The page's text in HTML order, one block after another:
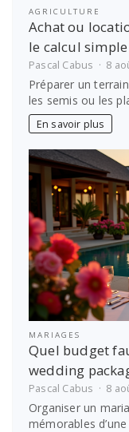
AGRICULTURE
Achat ou
le calcul
Pascal Cabus 8
Préparer un
les semis ou les
En savoir plus
MARIAGES
Quel budget
wedding
Pascal Cabus 8
Organiser un
mémorables